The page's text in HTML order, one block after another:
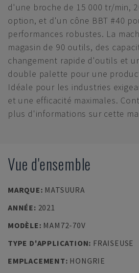
d'une broche de 15 000 tr/min,
option, et d'un cône BBT #40
performances robustes. La
magasin de 90 outils, des
changement rapide d'outils et
double palette pour une
Idéale pour les industries
et une efficacité maximales.
plus d'informations sur cette
Vue d'ensemble
MARQUE: MATSUURA
ANNÉE: 2021
MODÈLE: MAM72-70V
TYPE D'APPLICATION: FRAISEUSE
EMPLACEMENT: HONGRIE